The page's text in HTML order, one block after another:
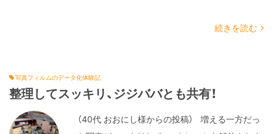
続きを読む
写真フィルムのデータ化体験記
整理してスッキリ、ジジババとも共有！
（40代 おおにし様からの投稿） 増える一方だっ